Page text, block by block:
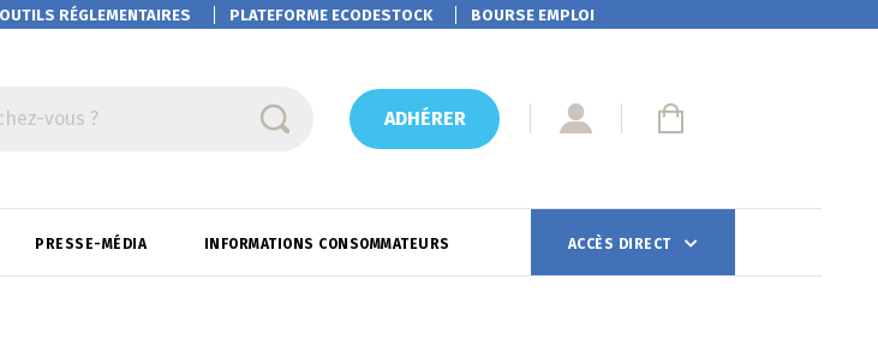
OUTILS RÉGLEMENTAIRES PLATEFORMEECODESTOCK BOURSE EMPLOI
vous ? ADHÉRER
PRESSE-MÉDIA INFORMATIONS CONSOMMATEURS ACCÈS DIRECT